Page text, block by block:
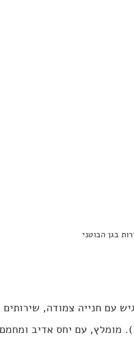
בגן הבוטני
עם חנייה צמודה, שירותים
מומלץ, עם יחס אדיב